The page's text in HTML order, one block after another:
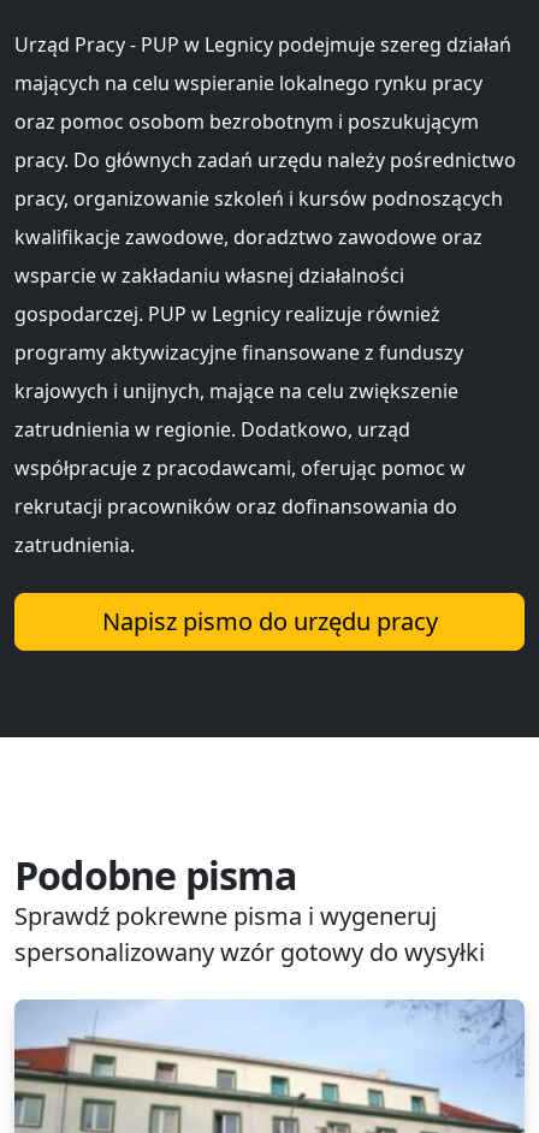
Urząd Pracy - PUP w Legnicy podejmuje szereg działań
mających na celu wspieranie lokalnego rynku pracy
oraz pomoc osobom bezrobotnym i poszukującym
pracy. Do głównych zadań urzędu należy pośrednictwo
pracy, organizowanie szkoleń i kursów podnoszących
kwalifikacje zawodowe, doradztwo zawodowe oraz
wsparcie w zakładaniu własnej działalności
gospodarczej. PUP w Legnicy realizuje również
programy aktywizacyjne finansowane z funduszy
krajowych i unijnych, mające na celu zwiększenie
zatrudnienia w regionie. Dodatkowo, urząd
współpracuje z pracodawcami, oferując pomoc w
rekrutacji pracowników oraz dofinansowania do
zatrudnienia.
Napisz pismo do urzędu pracy
Podobne pisma
Sprawdź pokrewne pisma i wygeneruj
spersonalizowany wzór gotowy do wysyłki